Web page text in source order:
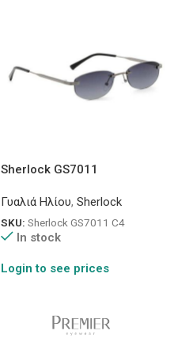
Sherlock GS7011
Γυαλιά Ηλίου, Sherlock
SKU: Sherlock GS7011 C4
In stock
Login to see prices